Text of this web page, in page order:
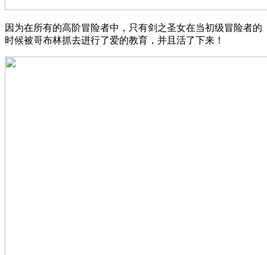
因为在所有的高阶冒险者中，只有剑之圣女在当初级冒险者的
时候被哥布林抓去进行了爱的教育，并且活了下来！